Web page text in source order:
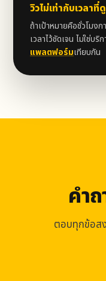
วิวไม่เท่ากับเวลาที่ดู
ถ้าเป้าหมายคือชั่วโมง
เวลาไว้ชัดเจน ไม่ใช่บ
แพลตฟอร์มเทียบกัน
คำ
ตอบทุกข้อส